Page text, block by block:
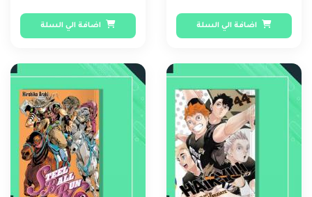
اضافة الي السلة اضافة الي السلة